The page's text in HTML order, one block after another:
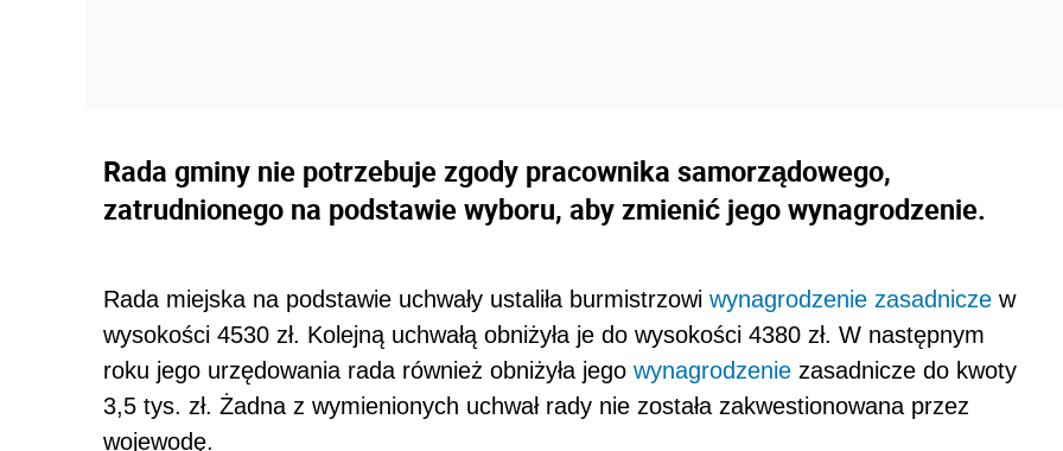
Rada gminy nie potrzebuje zgody pracownika samorządowego,
zatrudnionego na podstawie wyboru, aby zmienić jego wynagrodzenie.
Rada miejska na podstawie uchwały ustaliła burmistrzowi wynagrodzenie zasadnicze w
wysokości 4530 zł. Kolejną uchwałą obniżyła je do wysokości 4380 zł. W następnym
roku jego urzędowania rada również obniżyła jego wynagrodzenie zasadnicze do kwoty
3,5 tys. zł. Żadna z wymienionych uchwał rady nie została zakwestionowana przez
wojewodę.